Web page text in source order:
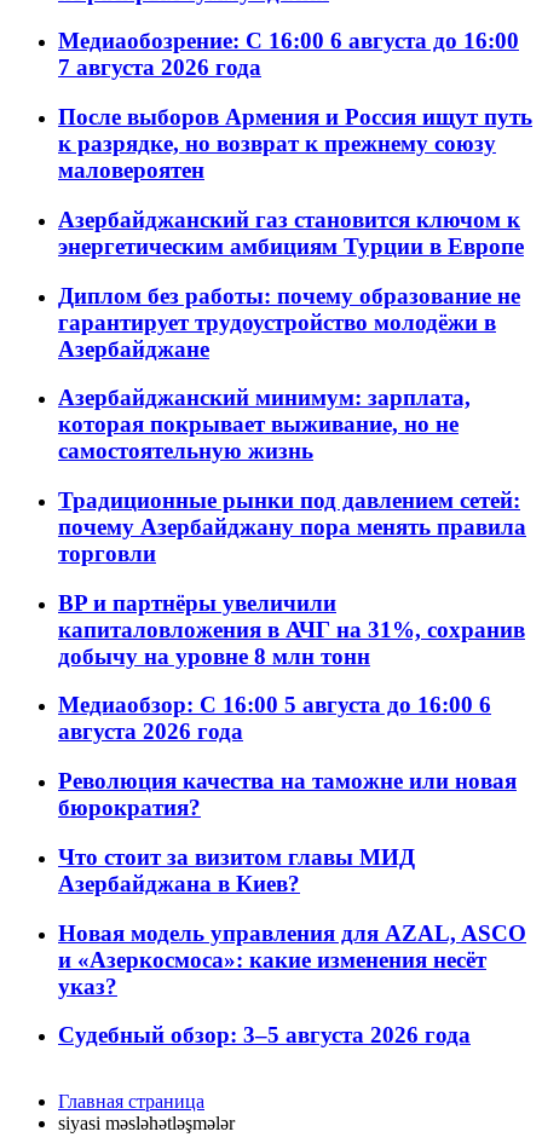
Медиаобозрение: С 16:00 6 августа до 16:00
7 августа 2026 года
После выборов Армения и Россия ищут путь
к разрядке, но возврат к прежнему союзу
маловероятен
Азербайджанский газ становится ключом к
энергетическим амбициям Турции в Европе
Диплом без работы: почему образование не
гарантирует трудоустройство молодёжи в
Азербайджане
Азербайджанский минимум: зарплата,
которая покрывает выживание, но не
самостоятельную жизнь
Традиционные рынки под давлением сетей:
почему Азербайджану пора менять правила
торговли
BP и партнёры увеличили
капиталовложения в АЧГ на 31%, сохранив
добычу на уровне 8 млн тонн
Медиаобзор: С 16:00 5 августа до 16:00 6
августа 2026 года
Революция качества на таможне или новая
бюрократия?
Что стоит за визитом главы МИД
Азербайджана в Киев?
Новая модель управления для AZAL, ASCO
и «Азеркосмоса»: какие изменения несёт
указ?
Судебный обзор: 3–5 августа 2026 года
Главная страница
siyasi məsləhətləşmələr